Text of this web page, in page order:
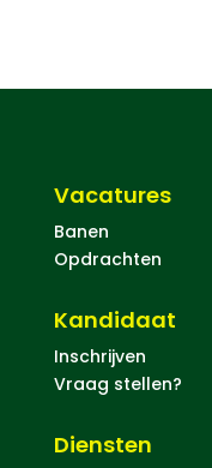
Vacatures
Banen
Opdrachten
Kandidaat
Inschrijven
Vraag stellen?
Diensten